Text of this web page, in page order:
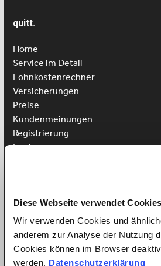
Diese Webseite verwendet Cookies
Wir verwenden Cookies und
anderem zur Analyse der Nutzung
Cookies können im Browser
werden. Datenschutzerklärung
quitt.
Home
Service im Detail
Lohnkostenrechner
Versicherungen
Preise
Kundenmeinungen
Registrierung
Login
Pflegehilfe anstellen
Vorteile für Arbeitnehmer
Arbeitnehmer Registrierung
Arbeitnehmer Login